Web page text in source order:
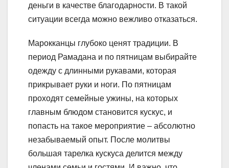
деньги в качестве благодарности. В такой
ситуации всегда можно вежливо отказаться.
Марокканцы глубоко ценят традиции. В
период Рамадана и по пятницам выбирайте
одежду с длинными рукавами, которая
прикрывает руки и ноги. По пятницам
проходят семейные ужины, на которых
главным блюдом становится кускус, и
попасть на такое мероприятие – абсолютно
незабываемый опыт. После молитвы
большая тарелка кускуса делится между